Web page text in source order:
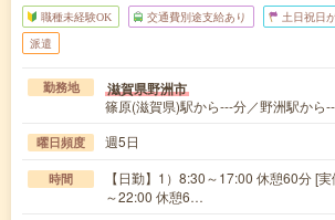
職種未経験OK 交通費別途支給あり 土日祝日
派遣
勤務地 滋賀県野洲市
篠原(滋賀県)駅から---分／野洲駅から
曜日頻度 週5日
時間
【日勤】1）8:30～17:00 休憩60分 [
～22:00 休憩6…